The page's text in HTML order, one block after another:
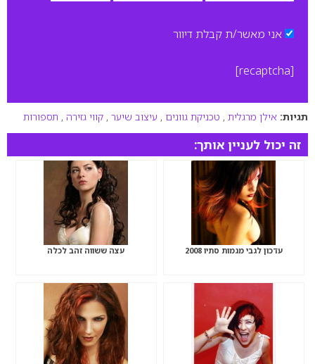
אני מאשר/ת קבלת דיוור
[recaptcha]
תגיות: אילן מרגלית , טכניקת גוונים , עיצוב שיער , קווי גזירה , תספורות
זה יכול לעניין אותך:
עדכון לגבי מגמות סתיו 2008 עצה ששווה זהב לכלה